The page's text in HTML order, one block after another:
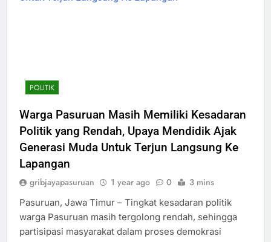
POLITIK
Warga Pasuruan Masih Memiliki Kesadaran
Politik yang Rendah, Upaya Mendidik Ajak
Generasi Muda Untuk Terjun Langsung Ke
Lapangan
gribjayapasuruan 1 year ago 0 3 mins
Pasuruan, Jawa Timur – Tingkat kesadaran politik
warga Pasuruan masih tergolong rendah, sehingga
partisipasi masyarakat dalam proses demokrasi